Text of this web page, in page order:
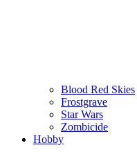
Blood Red Skies
Frostgrave
Star Wars
Zombicide
Hobby